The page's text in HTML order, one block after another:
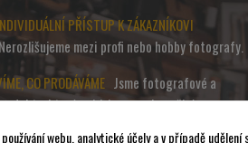
PŘÍSTUP K ZÁKAZNÍKOVI
Nerozlišujeme mezi profi nebo hobby fotografy.
CO PRODÁVÁME Jsme fotografové a
které nabízíme, sami používáme.
webu, analytické účely a v případě